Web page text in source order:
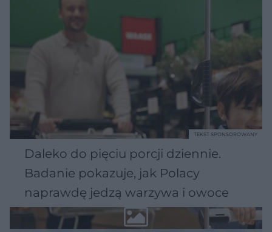
Daleko do pięciu porcji dziennie.
Badanie pokazuje, jak Polacy
naprawdę jedzą warzywa i owoce
TEKST SPONSOROWANY